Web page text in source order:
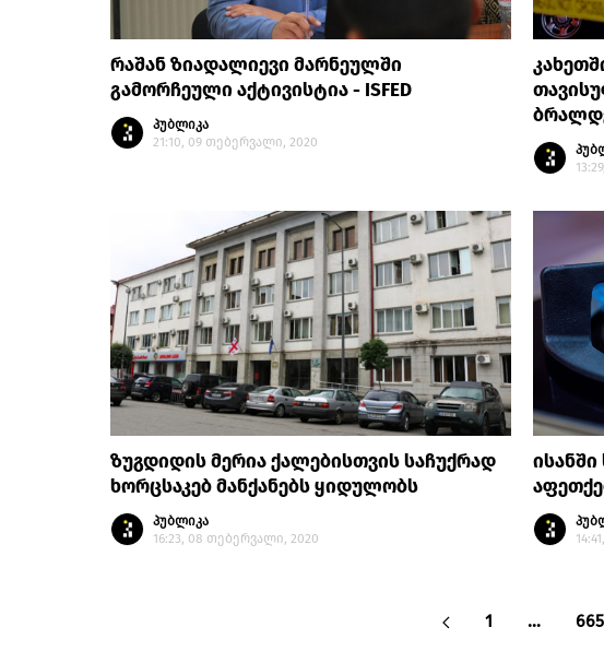
რაშან ზიადალიევი მარნეულში
გამორჩეული აქტივისტია - ISFED
პუბლიკა
21:10, 09 თებერვალი, 2020
ზუგდიდის მერია ქალებისთვის საჩუქრად
ხორცსაკებ მანქანებს ყიდულობს
პუბლიკა
16:23, 08 თებერვალი, 2020
1 … 665